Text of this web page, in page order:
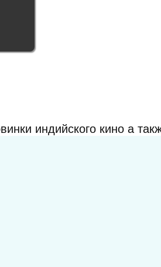
индийского кино а